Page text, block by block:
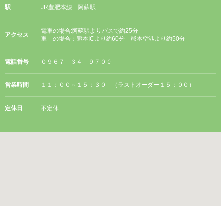
駅 JR豊肥本線 阿蘇駅
アクセス
電車の場合:阿蘇駅よりバスで約25分
車 の場合：熊本ICより約60分 熊本空港より約50分
電話番号 ０９６７－３４－９７００
営業時間 １１：００～１５：３０ （ラストオーダー１５：００）
定休日 不定休